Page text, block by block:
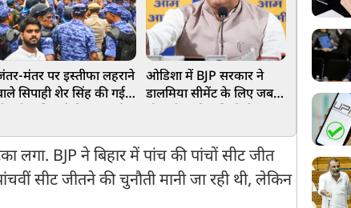
मंतर पर इस्तीफा लहराने
सिपाही शेर सिंह की गई
ओडिशा में BJP सरकार ने
डालमिया सीमेंट के लिए जबरन
संजय सिंह का बड़ा आरोप
कोर
बवाल,
के बाहर
धरना,
लगा. BJP ने बिहार में पांच की पांचों सीट जीत
सीट जीतने की चुनौती मानी जा रही थी, लेकिन